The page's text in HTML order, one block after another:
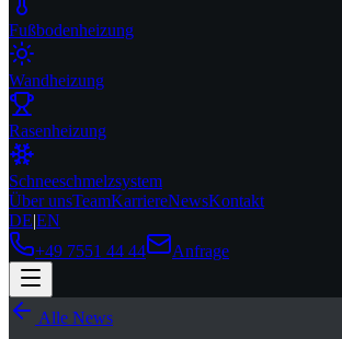
Fußbodenheizung
Wandheizung
Rasenheizung
Schneeschmelzsystem
Über unsTeamKarriereNewsKontakt
DE|EN
+49 7551 44 44
Anfrage
Alle News